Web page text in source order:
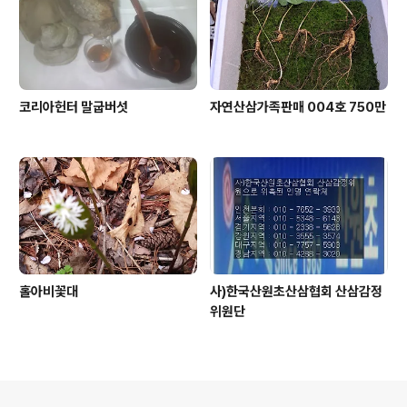
코리아헌터 말굽버섯 자연산삼가족판매 004호 750만
홀아비꽃대
사)한국산원초산삼협회 산삼감정
위원단